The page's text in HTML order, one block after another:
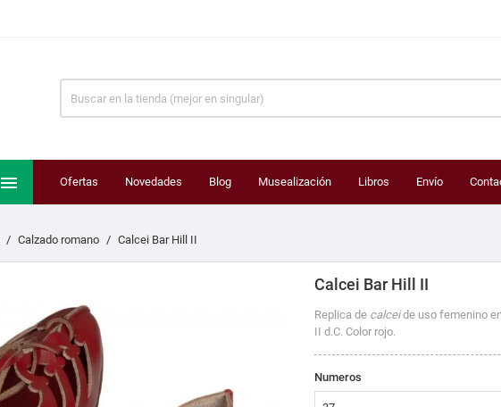
 Ofertas Novedades Blog Musealización Libros Envío
Calzado romano Calcei Bar Hill II
Calcei Bar Hill II
Replica de calceide uso femenino
II d.C. Color rojo.
Numeros